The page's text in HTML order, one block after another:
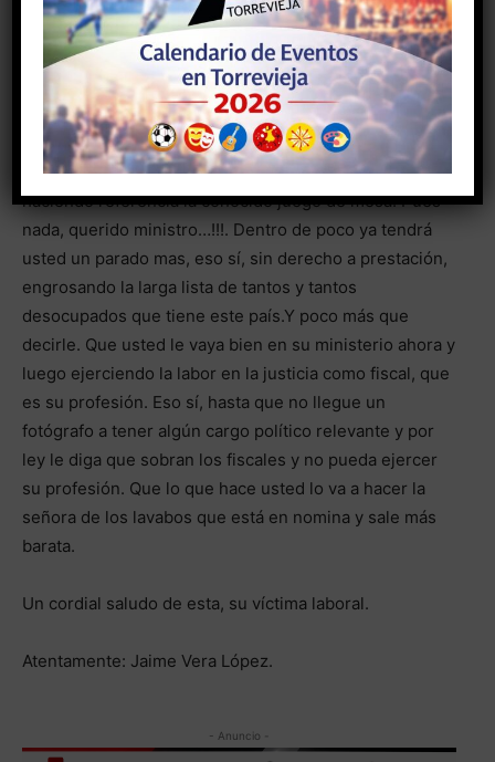
europeos, que la foto de carnet la hace el profesional
en su establecimiento y la suministra telemáticamente
a una página web expendedora del documento, como
entidad colaboradora. Pues no. Directamente “vaya
usted a la cárcel sin pasar por la casilla de salida y sin
cobrar las dos mil pesetas”, permítame la ironía
haciendo referencia la conocido juego de mesa. Pues
nada, querido ministro…!!!. Dentro de poco ya tendrá
usted un parado mas, eso sí, sin derecho a prestación,
engrosando la larga lista de tantos y tantos
desocupados que tiene este país.Y poco más que
decirle. Que usted le vaya bien en su ministerio ahora y
luego ejerciendo la labor en la justicia como fiscal, que
es su profesión. Eso sí, hasta que no llegue un
fotógrafo a tener algún cargo político relevante y por
ley le diga que sobran los fiscales y no pueda ejercer
su profesión. Que lo que hace usted lo va a hacer la
señora de los lavabos que está en nomina y sale más
barata.
Un cordial saludo de esta, su víctima laboral.
Atentamente: Jaime Vera López.
- Anuncio -